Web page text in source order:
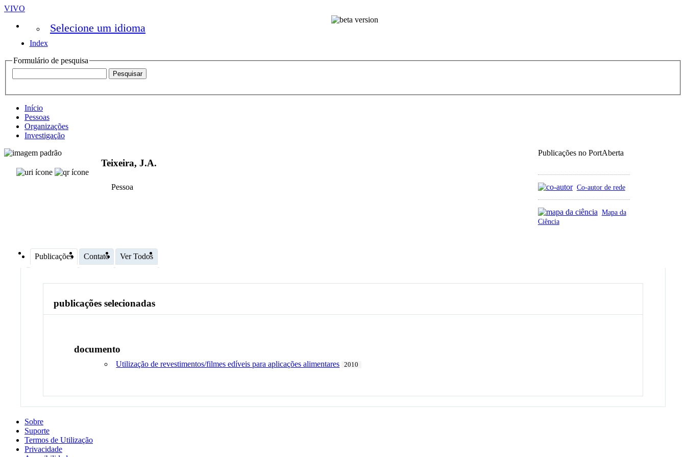
VIVO
Selecione um idioma
Index
Formulário de pesquisa
Início
Pessoas
Organizações
Investigação
Publicações no PortAberta
Co-autor de rede
Mapa da
Ciência
Teixeira, J.A.
Pessoa
Publicações Contato Ver Todos
publicações selecionadas
documento
Utilização de revestimentos/filmes edíveis para aplicações alimentares 2010
Sobre
Suporte
Termos de Utilização
Privacidade